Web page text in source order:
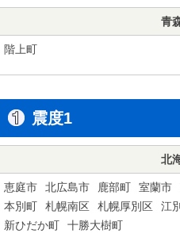
青
階上町
震度1
北
恵庭市 北広島市 鹿部町 室蘭市
本別町
札幌南区 札幌厚別区 江
新ひだか町
十勝大樹町